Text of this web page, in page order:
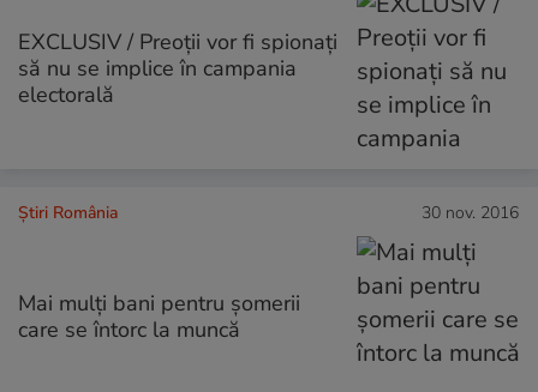
EXCLUSIV / Preoții vor fi spionați
să nu se implice în campania
electorală
Știri România 30 nov. 2016
Mai mulți bani pentru șomerii
care se întorc la muncă